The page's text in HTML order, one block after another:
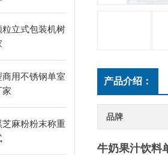
立式包装机树
用不锈钢单室
家
麻粉粉末称重
产品介绍：
品牌
牛奶果汁饮料